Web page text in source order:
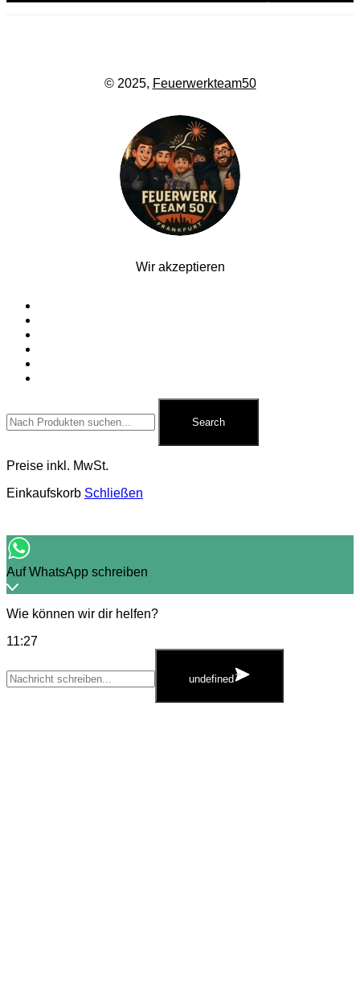
© 2025, Feuerwerkteam50
Wir akzeptieren
for:
Search
Preise inkl. MwSt.
Einkaufskorb Schließen
Auf WhatsApp schreiben
Wie können wir dir helfen?
11:27
Message
undefined